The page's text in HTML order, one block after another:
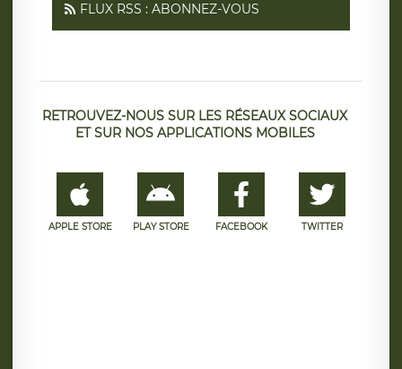
FLUX RSS : ABONNEZ-VOUS
RETROUVEZ-NOUS SUR LES RÉSEAUX SOCIAUX
ET SUR NOS APPLICATIONS MOBILES
APPLE STORE PLAY STORE FACEBOOK TWITTER